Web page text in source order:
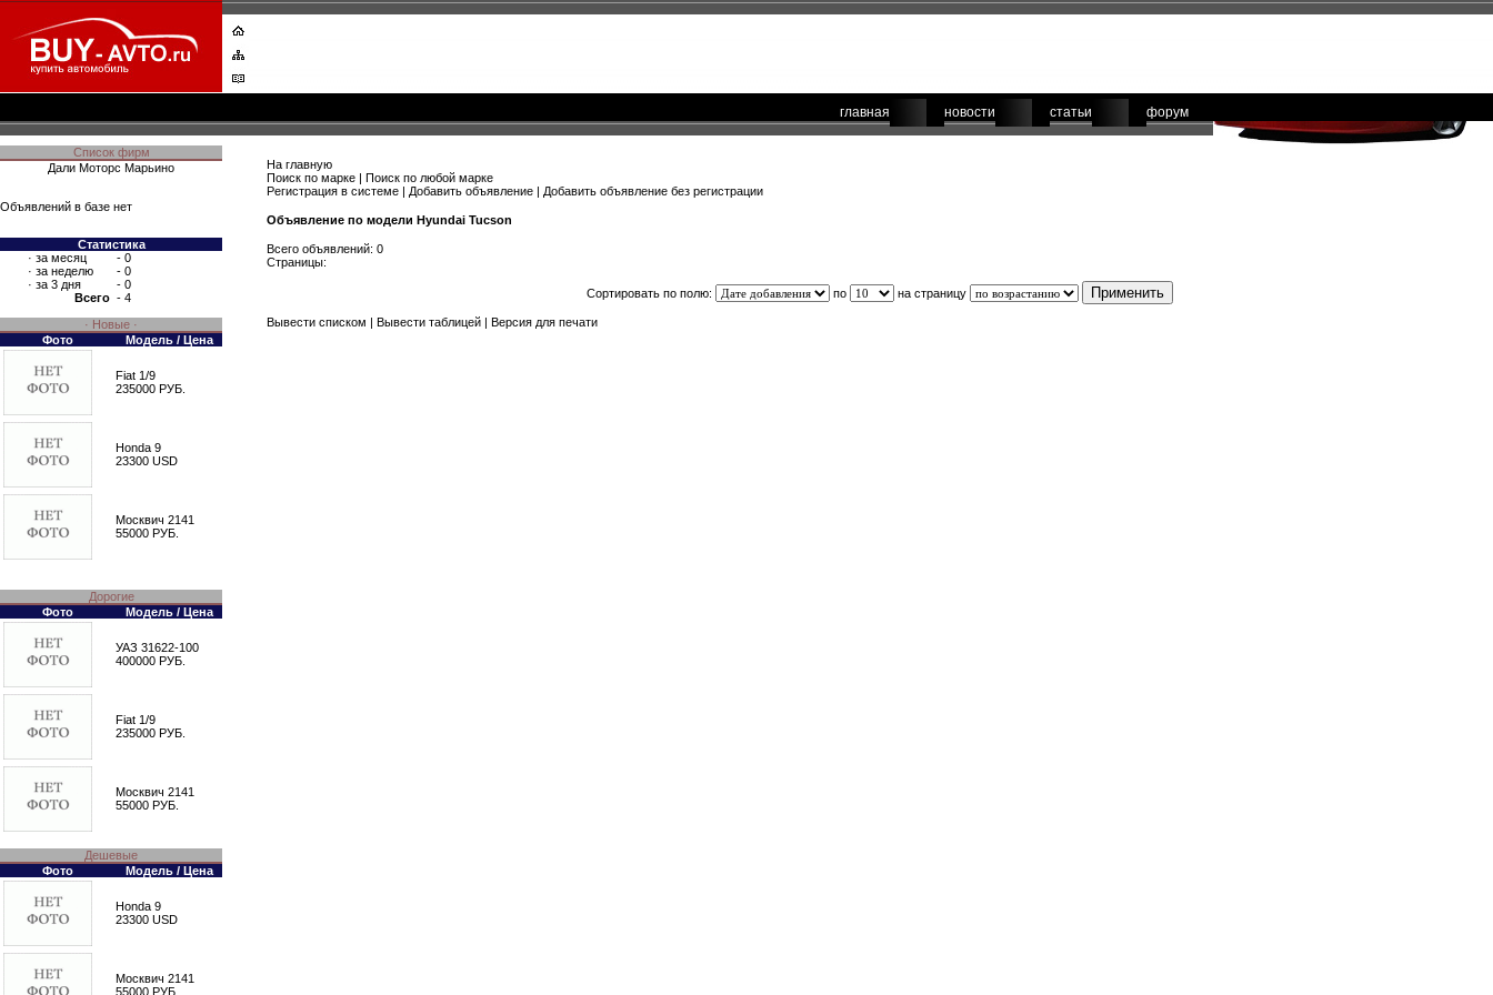
главная новости статьи форум
Список фирм
Дали Моторс Марьино
Объявлений в базе нет
Статистика
· за месяц
- 0
· за неделю
- 0
· за 3 дня
- 0
Всего - 4
· Новые ·
Фото
Модель / Цена
Fiat 1/9
235000 РУБ.
Honda 9
23300 USD
Москвич 2141
55000 РУБ.
Дорогие
Фото
Модель / Цена
УАЗ 31622-100
400000 РУБ.
Fiat 1/9
235000 РУБ.
Москвич 2141
55000 РУБ.
Дешевые
Фото
Модель / Цена
Honda 9
23300 USD
Москвич 2141
55000 РУБ.
На главную
Поиск по марке | Поиск по любой марке
Регистрация в системе | Добавить объявление | Добавить объявление без регистрации
Объявление по модели Hyundai Tucson
Всего объявлений: 0
Страницы:
Сортировать по полю: по на страницу
Вывести списком Вывести таблицей Версия для печати